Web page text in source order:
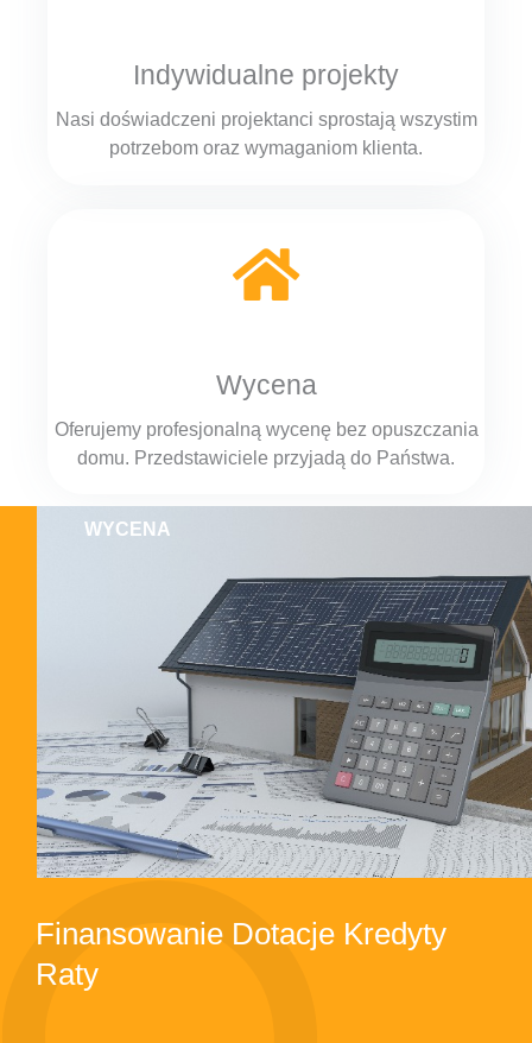
Indywidualne projekty
Nasi doświadczeni projektanci sprostają wszystim
potrzebom oraz wymaganiom klienta.
Wycena
Oferujemy profesjonalną wycenę bez opuszczania
domu. Przedstawiciele przyjadą do Państwa.
Finansowanie Dotacje Kredyty
Raty
WYCENA